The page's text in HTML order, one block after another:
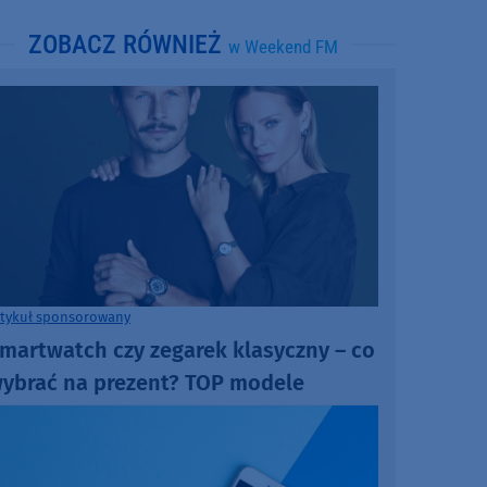
ZOBACZ RÓWNIEŻ w Weekend FM
sponsorowany
czy zegarek klasyczny – co
na prezent? TOP modele